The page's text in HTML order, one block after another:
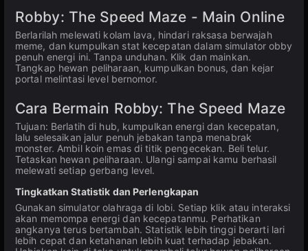
Robby: The Speed Maze - Main Online
Berlarilah melewati kolam lava, hindari raksasa berwajah
meme, dan kumpulkan stat kecepatan dalam simulator obby
penuh energi ini. Tanpa unduhan. Klik dan mainkan.
Tangkap hewan peliharaan, kumpulkan bonus, dan kejar
portal melintasi level bernomor.
Cara Bermain Robby: The Speed Maze
Tujuan: Berlatih di hub, kumpulkan energi dan kecepatan,
lalu selesaikan jalur penuh jebakan tanpa menabrak
monster. Ambil koin emas di titik pengecekan. Beli telur.
Tetaskan hewan peliharaan. Ulangi sampai kamu berhasil
melewati setiap gerbang level.
Tingkatkan Statistik dan Perlengkapan
Gunakan simulator olahraga di lobi. Setiap klik atau interaksi
akan memompa energi dan kecepatanmu. Perhatikan
angkanya terus bertambah. Statistik lebih tinggi berarti lari
lebih cepat dan ketahanan lebih kuat terhadap jebakan.